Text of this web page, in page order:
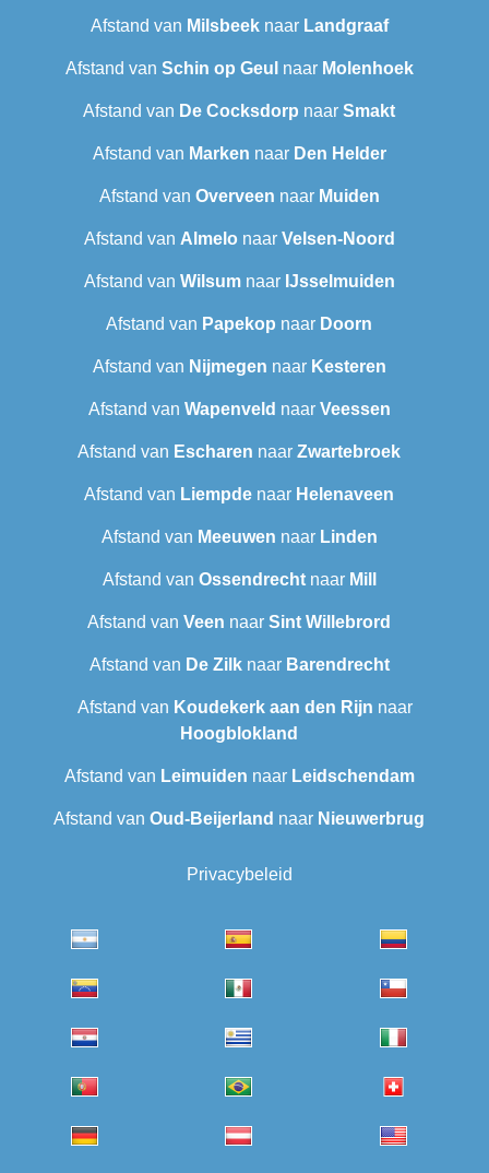
Afstand van Milsbeeknaar Landgraaf
Afstand van Schin op Geul naar Molenhoek
Afstand van De Cocksdorp naar Smakt
Afstand van Marken naar Den Helder
Afstand van Overveen naar Muiden
Afstand van Almelo naar Velsen-Noord
Afstand van Wilsumnaar IJsselmuiden
Afstand van Papekop naar Doorn
Afstand van Nijmegen naar Kesteren
Afstand van Wapenveld naar Veessen
Afstand van Escharen naar Zwartebroek
Afstand van Liempde naar Helenaveen
Afstand van Meeuwen naar Linden
Afstand van Ossendrechtnaar Mill
Afstand van Veen naar Sint Willebrord
Afstand van De Zilknaar Barendrecht
Afstand van Koudekerk aan den Rijn naar
Hoogblokland
Afstand van Leimuiden naar Leidschendam
Afstand van Oud-Beijerland naar Nieuwerbrug
Privacybeleid